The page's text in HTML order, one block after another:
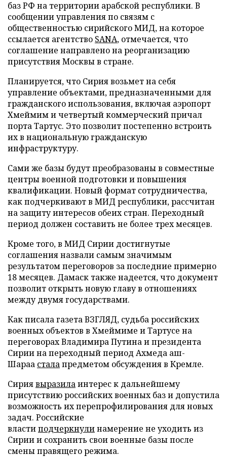
баз РФ на территории арабской республики. В
сообщении управления по связям с
общественностью сирийского МИД, на которое
ссылается агентство SANA, отмечается, что
соглашение направлено на реорганизацию
присутствия Москвы в стране.
Планируется, что Сирия возьмет на себя
управление объектами, предназначенными для
гражданского использования, включая аэропорт
Хмеймим и четвертый коммерческий причал
порта Тартус. Это позволит постепенно встроить
их в национальную гражданскую
инфраструктуру.
Сами же базы будут преобразованы в совместные
центры военной подготовки и повышения
квалификации. Новый формат сотрудничества,
как подчеркивают в МИД республики, рассчитан
на защиту интересов обеих стран. Переходный
период должен составить не более трех месяцев.
Кроме того, в МИД Сирии достигнутые
соглашения назвали самым значимым
результатом переговоров за последние примерно
18 месяцев. Дамаск также надеется, что документ
позволит открыть новую главу в отношениях
между двумя государствами.
Как писала газета ВЗГЛЯД, судьба российских
военных объектов в Хмеймиме и Тартусе на
переговорах Владимира Путина и президента
Сирии на переходный период Ахмеда аш-
Шараа сталапредметом обсуждения в Кремле.
Сириявыразилаинтерес к дальнейшему
присутствию российских военных баз и допустила
возможность их перепрофилирования для новых
задач. Российские
властиподчеркнулинамерение не уходить из
Сирии и сохранить свои военные базы после
смены правящего режима.